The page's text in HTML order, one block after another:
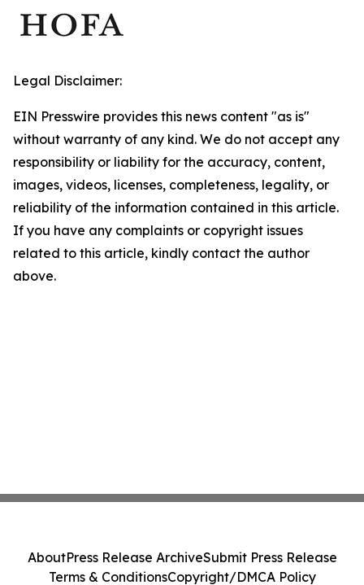
Legal Disclaimer:
EIN Presswire provides this news content "as is"
without warranty of any kind. We do not accept any
responsibility or liability for the accuracy, content,
images, videos, licenses, completeness, legality, or
reliability of the information contained in this article.
If you have any complaints or copyright issues
related to this article, kindly contact the author
above.
AboutPress Release ArchiveSubmit Press Release
Terms & ConditionsCopyright/DMCA Policy